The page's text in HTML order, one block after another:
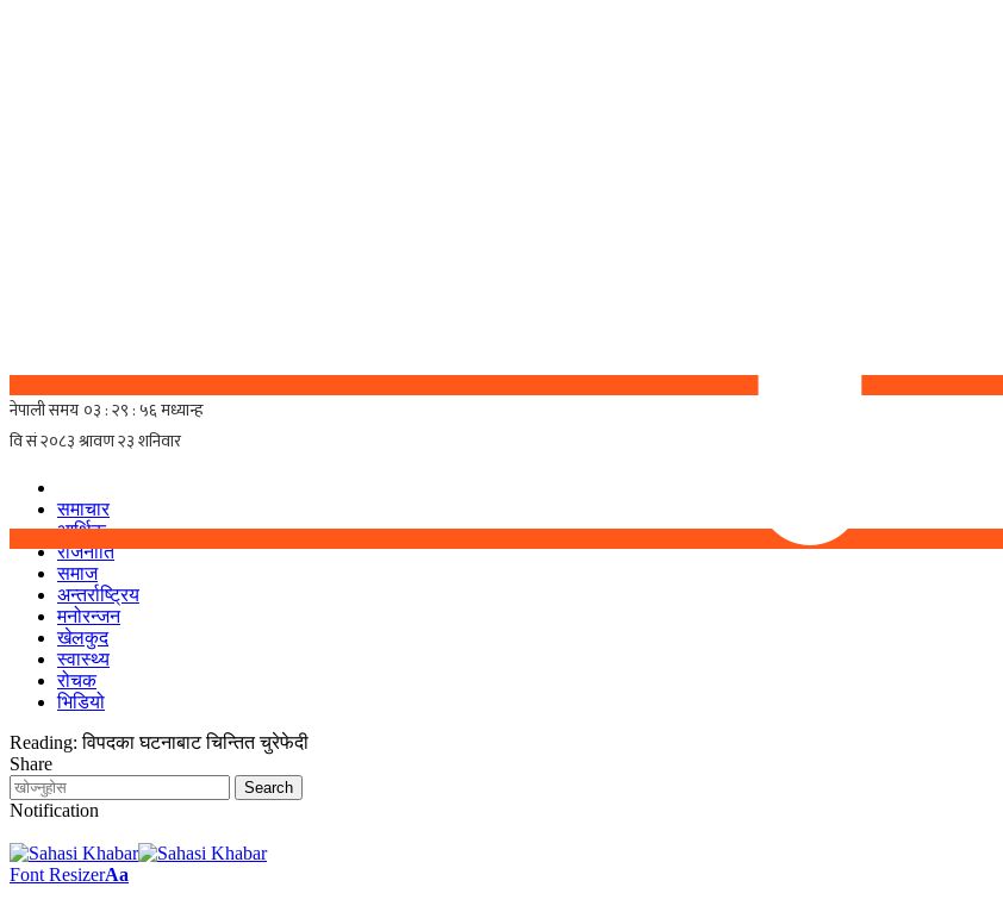
समाचार
आर्थिक
राजनीति
समाज
अन्तर्राष्ट्रिय
मनोरन्जन
खेलकुद
स्वास्थ्य
रोचक
भिडियो
Reading: विपदका घटनाबाट चिन्तित चुरेफेदी
Share
Notification
Font ResizerAa